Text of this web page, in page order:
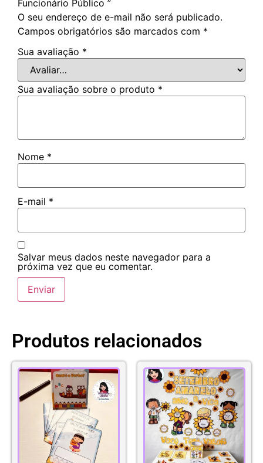
Funcionário Público ”
O seu endereço de e-mail não será publicado.
Campos obrigatórios são marcados com *
Sua avaliação *
Sua avaliação sobre o produto *
Nome *
E-mail *
Salvar meus dados neste navegador para a
próxima vez que eu comentar.
Produtos relacionados